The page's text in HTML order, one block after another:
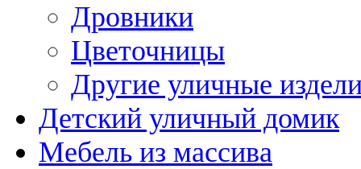
Дровники
Цветочницы
Другие уличные
Детский уличный домик
Мебель из массива